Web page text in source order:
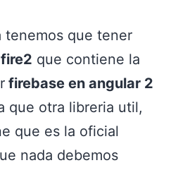
tenemos que tener
que contiene la
firebase en angular 2
que otra libreria util,
que es la oficial
nada debemos